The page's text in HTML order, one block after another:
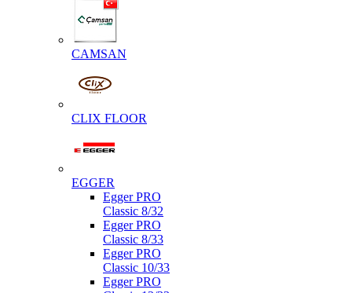
CAMSAN
CLIX FLOOR
EGGER
Egger PRO
Classic 8/32
Egger PRO
Classic 8/33
Egger PRO
Classic 10/33
Egger PRO